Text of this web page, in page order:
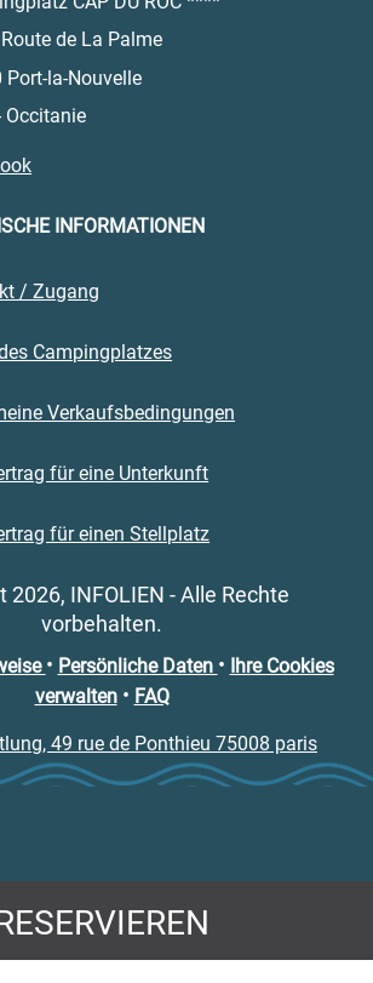
desétangs(lumières
le matin/soir)
entregarrigue et mer
plages (couchers de soleil
de La Palme
Port-la-Nouvelle
Occitanie
INFORMATIONEN
/ Zugang
Campingplatzes
Verkaufsbedingungen
für eine Unterkunft
für einen Stellplatz
2026, INFOLIEN - Alle Rechte
vorbehalten.
• Persönliche Daten • Ihre Cookies
verwalten• FAQ
49 rue de Ponthieu 75008 paris